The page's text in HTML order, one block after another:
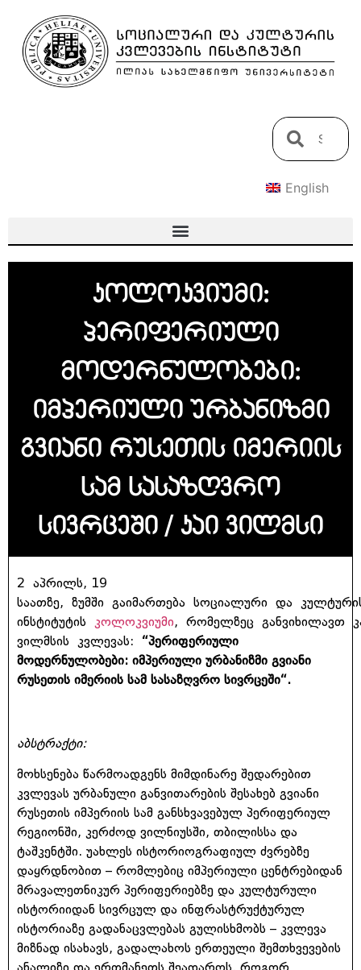
English
კოლოკვიუმი:
პერიფერიული
მოდერნულობები:
იმპერიული ურბანიზმი
გვიანი რუსეთის იმერიის
სამ სასაზღვრო
სივრცეში / კაი ვილმსი
2 აპრილს, 19
საათზე, ზუმში გაიმართება სოციალური და
ინსტიტუტის
კოლოკვიუმი, რომელზეც განვიხილავთ
ვილმსის კვლევას: “პერიფერიული
მოდერნულობები: იმპერიული ურბანიზმი გვიანი
რუსეთის იმერიის სამ სასაზღვრო სივრცეში“.
აბსტრაქტი:
მოხსენება წარმოადგენს მიმდინარე შედარებით
კვლევას ურბანული განვითარების შესახებ გვიანი
რუსეთის იმპერიის სამ განსხვავებულ პერიფერიულ
რეგიონში, კერძოდ ვილნიუსში, თბილისსა და
ტაშკენტში. უახლეს ისტორიოგრაფიულ ძვრებზე
დაყრდნობით – რომლებიც იმპერიული ცენტრებიდან
მრავალეთნიკურ პერიფერიებზე და კულტურული
ისტორიიდან სივრცულ და ინფრასტრუქტურულ
ისტორიაზე გადანაცვლებას გულისხმობს – კვლევა
მიზნად ისახავს, გადალახოს ერთეული შემთხვევების